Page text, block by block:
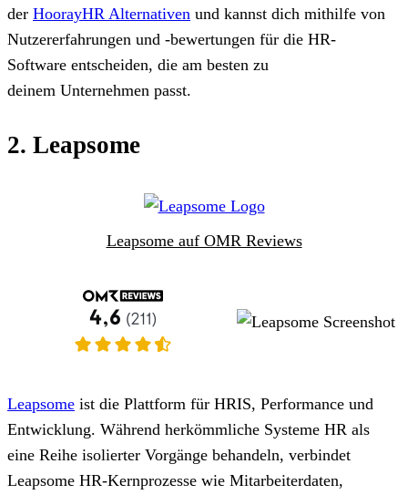
der HoorayHR Alternativen und kannst dich mithilfe von
Nutzererfahrungen und -bewertungen für die HR-
Software entscheiden, die am besten zu
deinem Unternehmen passt.
2. Leapsome
Leapsome auf OMR Reviews
Leapsome ist die Plattform für HRIS, Performance und
Entwicklung. Während herkömmliche Systeme HR als
eine Reihe isolierter Vorgänge behandeln, verbindet
Leapsome HR-Kernprozesse wie Mitarbeiterdaten,